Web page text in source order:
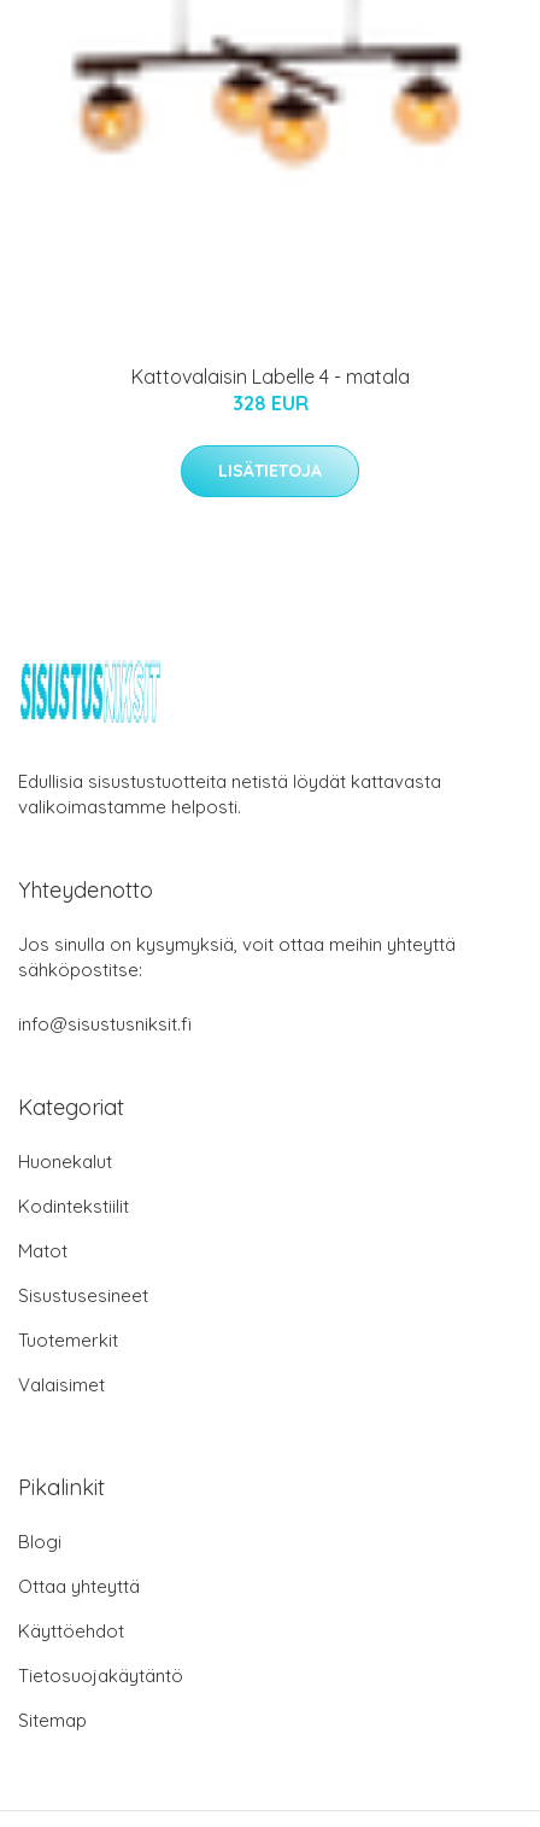
Kattovalaisin Labelle 4 - matala
328 EUR
LISÄTIETOJA
Edullisia sisustustuotteita netistä löydät kattavasta
valikoimastamme helposti.
Yhteydenotto
Jos sinulla on kysymyksiä, voit ottaa meihin yhteyttä
sähköpostitse:
info@sisustusniksit.fi
Kategoriat
Huonekalut
Kodintekstiilit
Matot
Sisustusesineet
Tuotemerkit
Valaisimet
Pikalinkit
Blogi
Ottaa yhteyttä
Käyttöehdot
Tietosuojakäytäntö
Sitemap